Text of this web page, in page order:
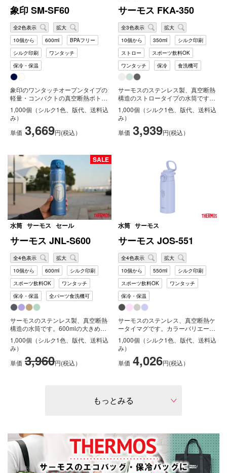
象印 SM-SF60
全2色表示
拡大
10個から
600ml
BPAフリー
シルク印刷
ワンタッチ
保冷・保温
象印のワンタッチオープンタイプの
軽量・コンパクトの真空断熱ボトル
です。内面フッ素コート、エアーベ
ント...
1,000個（シルク1色、版代、送料込
み）
単価 3,669円(税込）
サーモス FKA-350
全3色表示
拡大
10個から
350ml
シルク印刷
ストロー
スポーツ飲料OK
ワンタッチ
保冷 食洗機可
サーモスのステンレス製、真空断熱
構造のストロータイプの水筒です。
保冷力のある真空断熱構造で
350ml...
1,000個（シルク1色、版代、送料込
み）
単価 3,939円(税込）
SALE
水筒 サーモス セール
サーモス JNL-S600
全4色表示
拡大
10個から
600ml
シルク印刷
スポーツ飲料OK
ワンタッチ
保冷・保温
全パーツ食洗機可
サーモスのステンレス製、真空断熱
構造の水筒です。600mlの大きめ容
量。サーモスの水筒といえば、こ
ち...
1,000個（シルク1色、版代、送料込
み）
単価 3,960円(税込）
水筒 サーモス
サーモス JOS-551
全4色表示
拡大
10個から
550ml
シルク印刷
スポーツ飲料OK
ワンタッチ
保冷・保温
サーモスのステンレス、真空断熱ケ
ータイマグです。カラーバリエーシ
ョンは４色ございます。片手でサッ
と飲...
1,000個（シルク1色、版代、送料込
み）
単価 4,026円(税込）
もっとみる